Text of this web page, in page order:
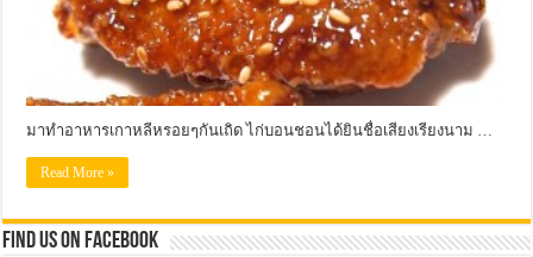
มาทำอาหารเกาหลีหรอยๆกันเถิด ไก่บอนชอนได้ยินชื่อเสียงเรียงนาม …
Read More »
Find us on Facebook